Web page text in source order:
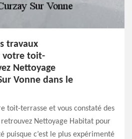
travaux
votre toit-
Nettoyage
Vonne dans le
toit-terrasse et vous constaté des
Nettoyage Habitat pour
puisque c’est le plus expérimenté